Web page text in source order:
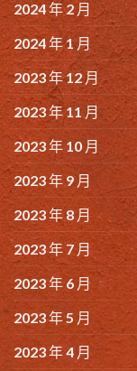
2024 年 2 月
2024 年 1 月
2023 年 12 月
2023 年 11 月
2023 年 10 月
2023 年 9 月
2023 年 8 月
2023 年 7 月
2023 年 6 月
2023 年 5 月
2023 年 4 月